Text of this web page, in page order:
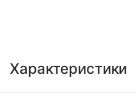
Характеристики